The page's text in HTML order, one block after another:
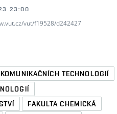
23:00
vut/f19528/d242427
TECHNOLOGIÍ
FAKULTA CHEMICKÁ